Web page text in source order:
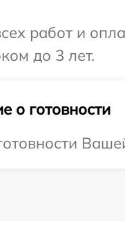
работ и
до 3 лет.
о готовности